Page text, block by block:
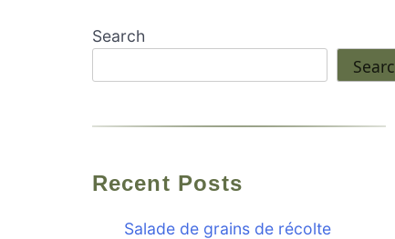
Search
Recent Posts
Salade de grains de récolte